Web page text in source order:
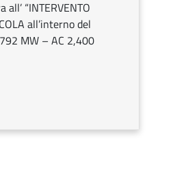
“INTERVENTO
all’interno del
MW – AC 2,400